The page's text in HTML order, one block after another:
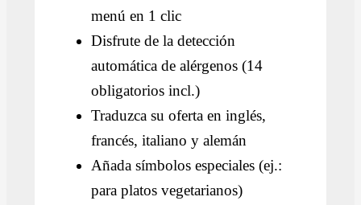
menú en 1 clic
Disfrute de la detección
automática de alérgenos (14
obligatorios incl.)
Traduzca su oferta en inglés,
francés, italiano y alemán
Añada símbolos especiales (ej.:
para platos vegetarianos)